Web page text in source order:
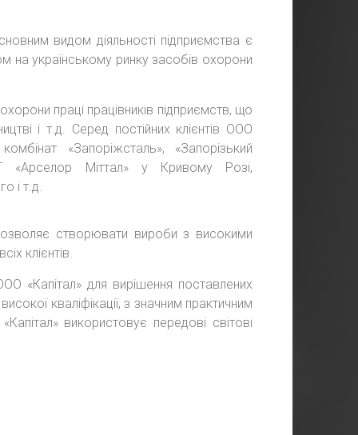
видом діяльності підприємства є
на українському ринку засобів охорони
праці працівників підприємств, що
і т.д. Серед постійних клієнтів ООО
«Запоріжсталь», «Запорізький
«Арселор Міттал» у Кривому Розі,
і т.д.
створювати вироби з високими
клієнтів.
«Капітал» для вирішення поставлених
кваліфікації, з значним практичним
використовує передові світові